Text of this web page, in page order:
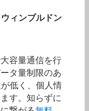
ィンブルドン
容量通信を行
タ量制限のあ
低く、個人情
す。知らずに